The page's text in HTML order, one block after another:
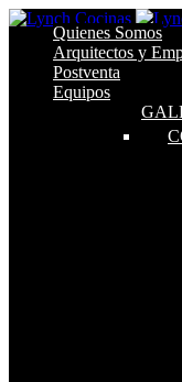
Quienes Somos
Arquitectos y
Postventa
Equipos